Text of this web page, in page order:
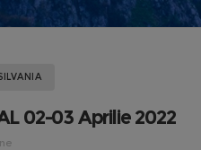
02-03 Aprilie 2022